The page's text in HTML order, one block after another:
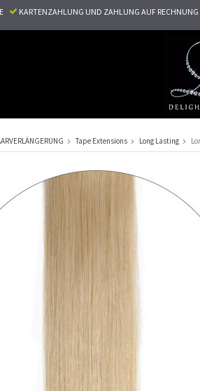
KARTENZAHLUNG UND ZAHLUNG AUF RECHNUNG
Tape Extensions Long Lasting